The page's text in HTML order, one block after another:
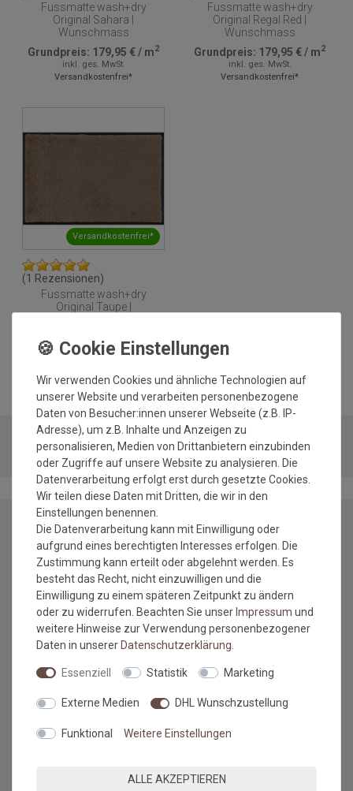
Fussmatte wash+dry
Original Sahara |
Wunschmass
Grundpreis: 179,95 €/ m2
inkl. ges. MwSt.
Versandkostenfrei*
Fussmatte wash+dry
Original Regal Red |
Wunschmass
Grundpreis: 179,95 €/ m2
inkl. ges. MwSt.
Versandkostenfrei*
Versandkostenfrei*
(1 Rezensionen)
Fussmatte wash+dry
Original Taupe |
Grundpreis: 179,95 €
inkl. ges. MwSt.
WUNSCHMASS VON LIVING FLOOR GMBH
NEWSLETTER
Jetzt anmelden: Profitieren Sie von aktuellen Angeboten
und erfahren Sie von den neuesten Produkten als
erstes.*
VORNAME NACHNAME
Honig
Hiermit bestätige ich, dass ich dieDaten­schutz­erklärung
Wir verwenden Cookies und ähnliche Technologien auf
unserer Website und verarbeiten personenbezogene
Daten von Besucher:innen unserer Webseite (z.B. IP-
Adresse), um z.B. Inhalte und Anzeigen zu
personalisieren, Medien von Drittanbietern einzubinden
oder Zugriffe auf unsere Website zu analysieren. Die
Datenverarbeitung erfolgt erst durch gesetzte Cookies.
Wir teilen diese Daten mit Dritten, die wir in den
Einstellungen benennen.
Die Datenverarbeitung kann mit Einwilligung oder
aufgrund eines berechtigten Interesses erfolgen. Die
Zustimmung kann erteilt oder abgelehnt werden. Es
besteht das Recht, nicht einzuwilligen und die
Einwilligung zu einem späteren Zeitpunkt zu ändern
oder zu widerrufen. Beachten Sie unserImpressum und
weitere Hinweise zur Verwendung personenbezogener
Daten in unsererDaten­schutz­erklärung
Essenziell Statistik Marketing
Externe Medien DHL Wunschzustellung
Funktional Weitere Einstellungen
ALLE AKZEPTIEREN